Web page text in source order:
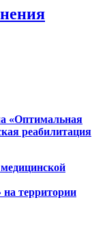
«Оптимальная
реабилитация
территории